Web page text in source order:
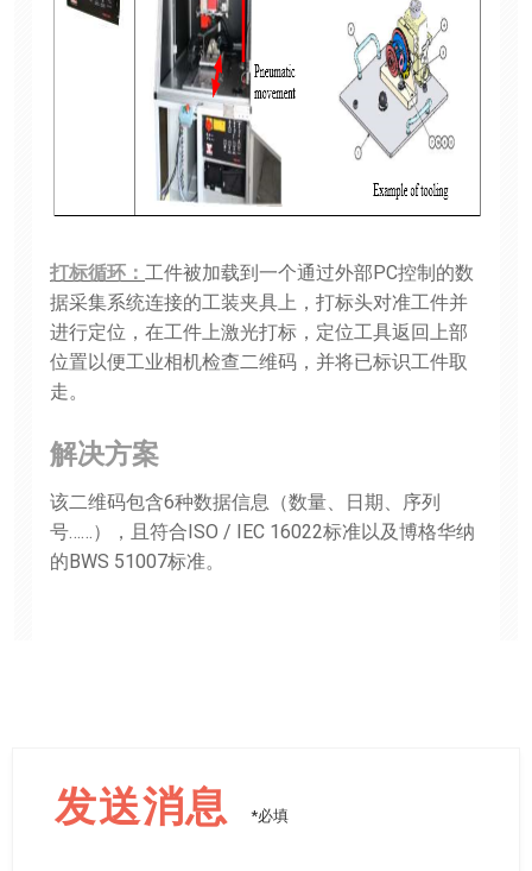
打标循环： 工件被加载到一个通过外部PC控制的数
据采集系统连接的工装夹具上，打标头对准工件并
进行定位，在工件上激光打标，定位工具返回上部
位置以便工业相机检查二维码，并将已标识工件取
走。
解决方案
该二维码包含6种数据信息（数量、日期、序列
号……），且符合ISO / IEC 16022标准以及博格华纳
的BWS 51007标准。
发送消息 *必填